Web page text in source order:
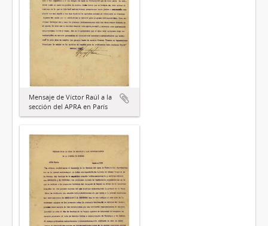
Mensaje de Víctor Raúl a la
sección del APRA en París